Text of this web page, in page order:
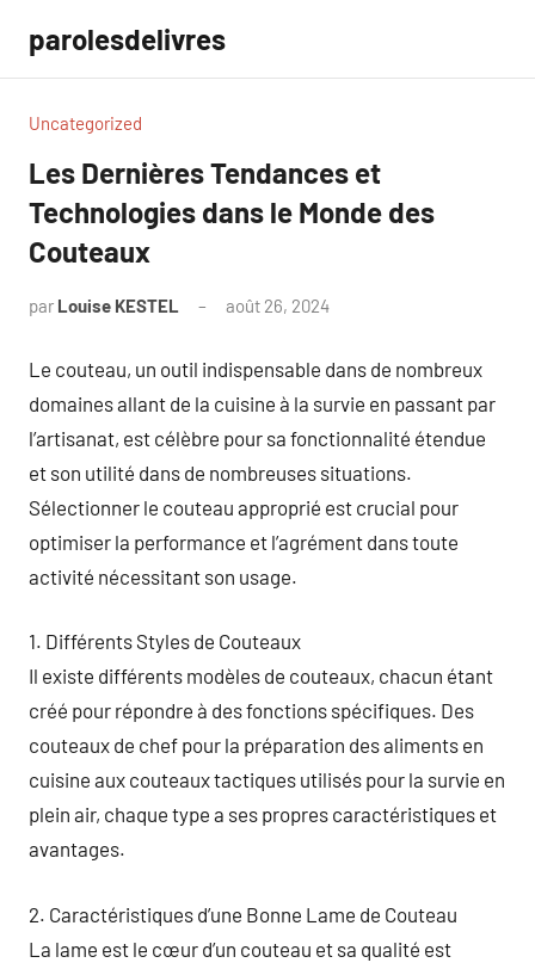
contenu
parolesdelivres
Uncategorized
Les Dernières Tendances et
Technologies dans le Monde des
Couteaux
par Louise KESTEL août 26, 2024
Le couteau, un outil indispensable dans de nombreux
domaines allant de la cuisine à la survie en passant par
l’artisanat, est célèbre pour sa fonctionnalité étendue
et son utilité dans de nombreuses situations.
Sélectionner le couteau approprié est crucial pour
optimiser la performance et l’agrément dans toute
activité nécessitant son usage.
1. Différents Styles de Couteaux
Il existe différents modèles de couteaux, chacun étant
créé pour répondre à des fonctions spécifiques. Des
couteaux de chef pour la préparation des aliments en
cuisine aux couteaux tactiques utilisés pour la survie en
plein air, chaque type a ses propres caractéristiques et
avantages.
2. Caractéristiques d’une Bonne Lame de Couteau
La lame est le cœur d’un couteau et sa qualité est